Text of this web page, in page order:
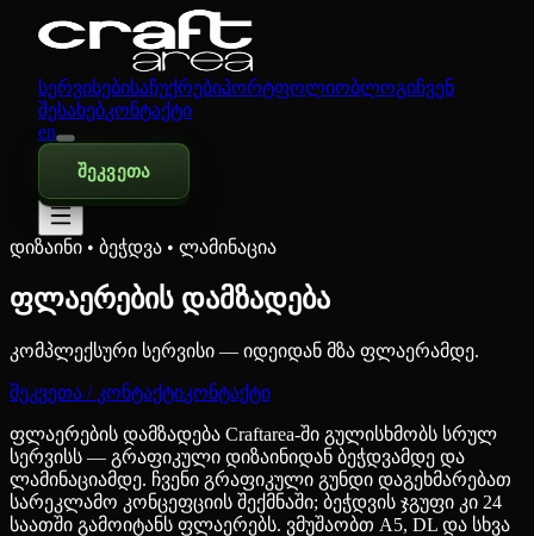
სერვისებისაჩუქრებიპორტფოლიობლოგიჩვენ
შესახებკონტაქტი
en
შეკვეთა
დიზაინი • ბეჭდვა • ლამინაცია
ფლაერების დამზადება
კომპლექსური სერვისი — იდეიდან მზა ფლაერამდე.
შეკვეთა / კონტაქტიკონტაქტი
ფლაერების დამზადება Craftarea-ში გულისხმობს სრულ
სერვისს — გრაფიკული დიზაინიდან ბეჭდვამდე და
ლამინაციამდე. ჩვენი გრაფიკული გუნდი დაგეხმარებათ
სარეკლამო კონცეფციის შექმნაში; ბეჭდვის ჯგუფი კი 24
საათში გამოიტანს ფლაერებს. ვმუშაობთ A5, DL და სხვა